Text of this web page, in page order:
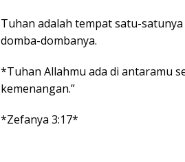
Tuhan adalah tempat satu-
domba-dombanya.
*Tuhan Allahmu ada di antaramu
kemenangan.”
*Zefanya 3:17*